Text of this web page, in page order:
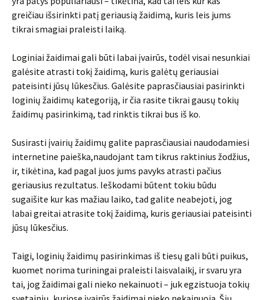
greičiau išsirinkti patį geriausią žaidimą, kuris leis jums
tikrai smagiai praleisti laiką.
Loginiai žaidimai gali būti labai įvairūs, todėl visai nesunkiai
galėsite atrasti tokį žaidimą, kuris galėtų geriausiai
pateisinti jūsų lūkesčius. Galėsite paprasčiausiai pasirinkti
loginių žaidimų kategoriją, ir čia rasite tikrai gausų tokių
žaidimų pasirinkimą, tad rinktis tikrai bus iš ko.
Susirasti įvairių žaidimų galite paprasčiausiai naudodamiesi
internetine paieška,naudojant tam tikrus raktinius žodžius,
ir, tikėtina, kad pagal juos jums pavyks atrasti pačius
geriausius rezultatus. Ieškodami būtent tokiu būdu
sugaišite kur kas mažiau laiko, tad galite neabejoti, jog
labai greitai atrasite tokį žaidimą, kuris geriausiai pateisinti
jūsų lūkesčius.
Taigi, loginių žaidimų pasirinkimas iš tiesų gali būti puikus,
kuomet norima turiningai praleisti laisvalaikį, ir svaru yra
tai, jog žaidimai gali nieko nekainuoti – juk egzistuoja tokių